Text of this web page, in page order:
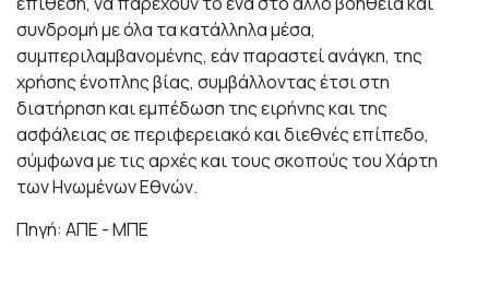
συνδρομή με όλα τα κατάλληλα μέσα,
συμπεριλαμβανομένης, εάν παραστεί ανάγκη, της
χρήσης ένοπλης βίας, συμβάλλοντας έτσι στη
διατήρηση και εμπέδωση της ειρήνης και της
ασφάλειας σε περιφερειακό και διεθνές επίπεδο,
σύμφωνα με τις αρχές και τους σκοπούς του Χάρτη
των Ηνωμένων Εθνών.
Πηγή: ΑΠΕ - ΜΠΕ